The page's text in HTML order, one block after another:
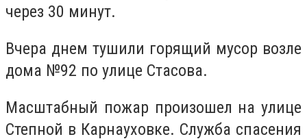
через 30 минут.
Вчера днем тушили горящий мусор возле
дома №92 по улице Стасова.
Масштабный пожар произошел на улице
Степной в Карнауховке. Служба спасения